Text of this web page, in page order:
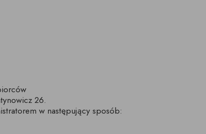
26.
w następujący sposób: